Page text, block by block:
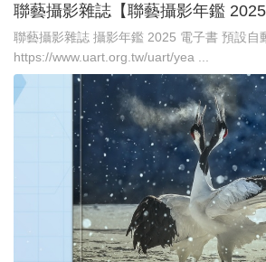
聯藝攝影雜誌【聯藝攝影年鑑
聯藝攝影雜誌 攝影年鑑 2025 電子書 預設自
https://www.uart.org.tw/uart/yea ...